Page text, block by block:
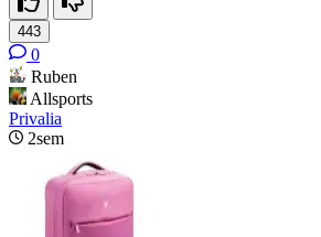
443
0
Ruben
Allsports
Privalia
2sem